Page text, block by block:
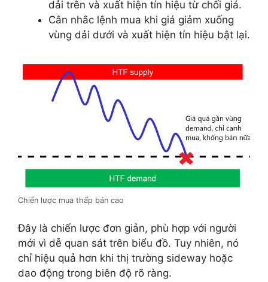
dải trên và xuất hiện tín hiệu từ chối giá.
Cân nhắc lệnh mua khi giá giảm xuống
vùng dải dưới và xuất hiện tín hiệu bật lại.
Chiến lược mua thấp bán cao
Đây là chiến lược đơn giản, phù hợp với người
mới vì dễ quan sát trên biểu đồ. Tuy nhiên, nó
chỉ hiệu quả hơn khi thị trường sideway hoặc
dao động trong biên độ rõ ràng.